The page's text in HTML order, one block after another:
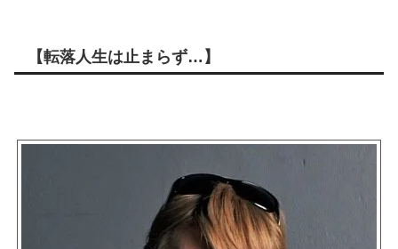
【転落人生は止まらず…】